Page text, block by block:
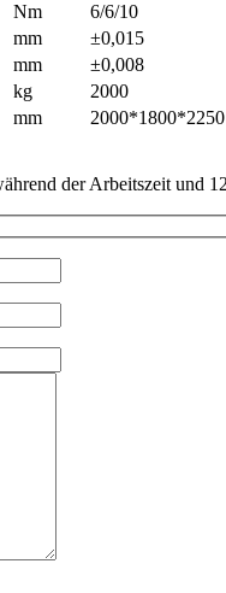
Nm
6/6/10
mm
±0,015
mm
±0,008
kg
2000
mm
2000*1800*2250
der Arbeitszeit und